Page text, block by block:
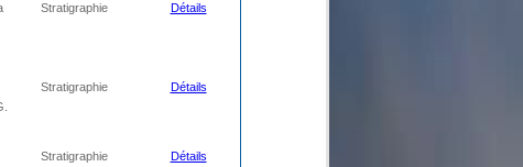
Stratigraphie Détails
Stratigraphie Détails
Stratigraphie Détails